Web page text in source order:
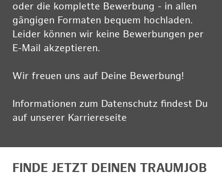
oder die komplette Bewerbung - in allen
gängigen Formaten bequem hochladen.
Leider können wir keine Bewerbungen per
E-Mail akzeptieren.
Wir freuen uns auf Deine Bewerbung!
Informationen zum Datenschutz findest Du
auf unserer Karriereseite
FINDE JETZT DEINEN TRAUMJOB